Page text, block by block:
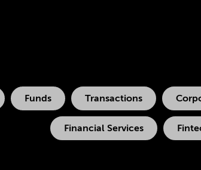
Funds Transactions
Financial Services